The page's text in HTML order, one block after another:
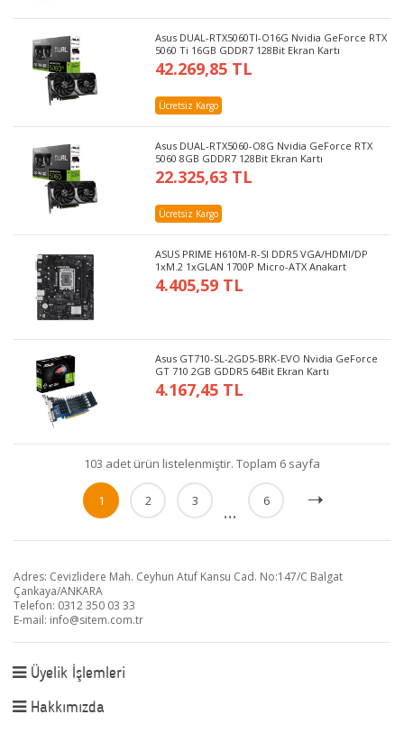
Asus DUAL-RTX5060TI-O16G Nvidia GeForce RTX
5060 Ti 16GB GDDR7 128Bit Ekran Kartı
42.269,85 TL
Ücretsiz Kargo
Asus DUAL-RTX5060-O8G Nvidia GeForce RTX
5060 8GB GDDR7 128Bit Ekran Kartı
22.325,63 TL
Ücretsiz Kargo
ASUS PRIME H610M-R-SI DDR5 VGA/HDMI/DP
1xM.2 1xGLAN 1700P Micro-ATX Anakart
4.405,59 TL
Asus GT710-SL-2GD5-BRK-EVO Nvidia GeForce
GT 710 2GB GDDR5 64Bit Ekran Kartı
4.167,45 TL
103 adet ürün listelenmiştir. Toplam 6 sayfa
1 2 3 ... 6
Adres: Cevizlidere Mah. Ceyhun Atuf Kansu Cad. No:147/C Balgat
Çankaya/ANKARA
Telefon: 0312 350 03 33
E-mail: info@sitem.com.tr
Üyelik İşlemleri
Hakkımızda